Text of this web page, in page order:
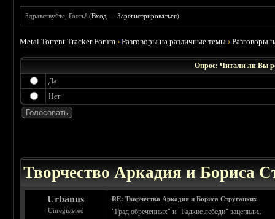
Здравствуйте, Гость! (Вход —Зарегистрироваться)
Metal Torrent Tracker Forum ›Разговоры на различные темы ›Разговоры
Опрос: Читали ли Вы
Да
Нет
Творчество Аркадия и Бориса
Urbanus
Unregistered
RE: Творчество Аркадия и Бориса Стругацких
"Град обреченных" и "Гадкие лебеди" зацепили..